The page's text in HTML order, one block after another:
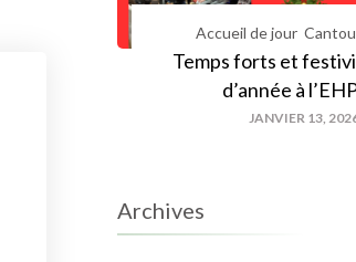
Accueil de jour Cantou
Temps forts et
d’année à
JANVIER 13,
Archives